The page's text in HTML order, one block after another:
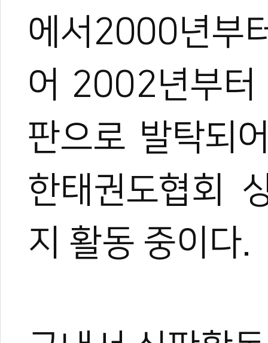
에서2000년부
어 2002년부터
판으로 발탁되
한태권도협회
지 활동 중이다.